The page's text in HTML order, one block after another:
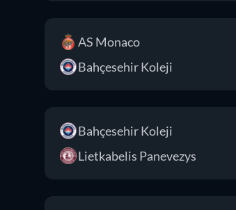
AS Monaco
Bahçesehir Koleji
Bahçesehir Koleji
Lietkabelis Panevezys